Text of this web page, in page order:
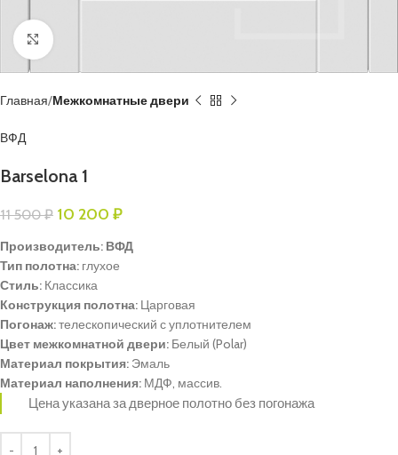
Нажмите, чтобы увеличить
Главная Межкомнатные двери
ВФД
Barselona 1
11 500₽ 10 200 ₽
Производитель: ВФД
Тип полотна: глухое
Стиль: Классика
Конструкция полотна: Царговая
Погонаж:телескопический с уплотнителем
Цвет межкомнатной двери: Белый (Polar)
Материал покрытия: Эмаль
Материал наполнения: МДФ, массив.
Цена указана за дверное полотно без погонажа